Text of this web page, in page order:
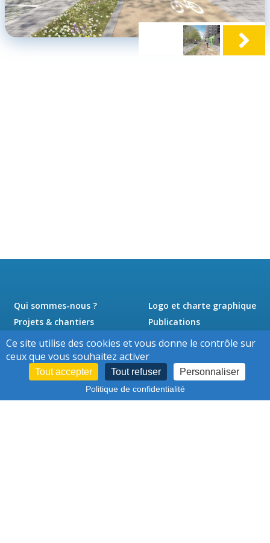
Qui sommes-nous ?
Projets & chantiers
Actualités
Jobs
Logo et charte graphique
Publications
Presse
Contact
Ce site utilise des cookies et vous donne le contrôle sur
ceux que vous souhaitez activer
Tout accepter Tout refuser Personnaliser
Politique de confidentialité